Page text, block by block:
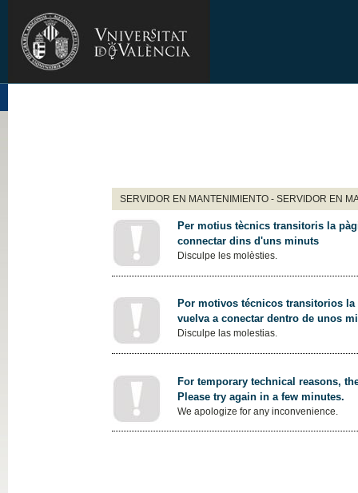
SERVIDOR EN MANTENIMIENTO - SERVIDOR EN
Per motius tècnics transitoris la
connectar dins d'uns minuts
Disculpe les molèsties.
Por motivos técnicos transitorios
vuelva a conectar dentro de unos
Disculpe las molestias.
For temporary technical reasons,
Please try again in a few minutes.
We apologize for any inconvenience.